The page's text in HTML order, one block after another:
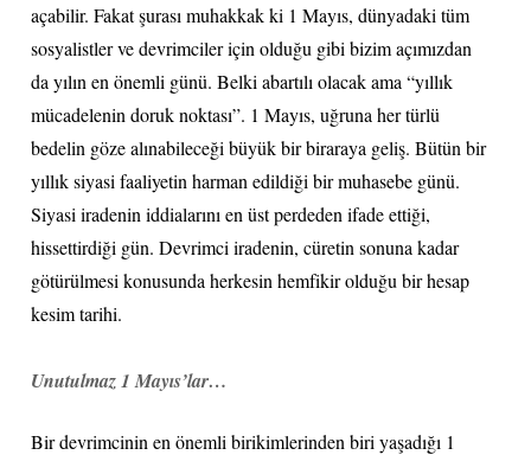
açabilir. Fakat şurası muhakkak ki 1 Mayıs, dünyadaki tüm
sosyalistler ve devrimciler için olduğu gibi bizim açımızdan
da yılın en önemli günü. Belki abartılı olacak ama “yıllık
mücadelenin doruk noktası”. 1 Mayıs, uğruna her türlü
bedelin göze alınabileceği büyük bir biraraya geliş. Bütün bir
yıllık siyasi faaliyetin harman edildiği bir muhasebe günü.
Siyasi iradenin iddialarını en üst perdeden ifade ettiği,
hissettirdiği gün. Devrimci iradenin, cüretin sonuna kadar
götürülmesi konusunda herkesin hemfikir olduğu bir hesap
kesim tarihi.
Unutulmaz 1 Mayıs’lar…
Bir devrimcinin en önemli birikimlerinden biri yaşadığı 1